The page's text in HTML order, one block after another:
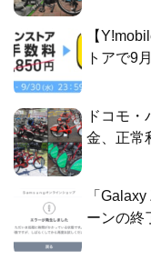
【
トアで9
ドコモ
金、正常
「
ーンの終